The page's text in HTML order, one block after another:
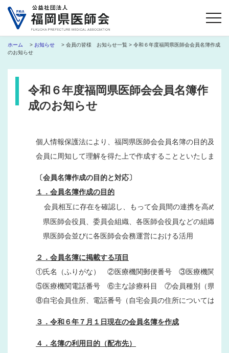
ホーム > お知らせ
> 会員の皆様 お知らせ一覧 > 令和６年度福岡県医師会会員名簿作成
のお知らせ
令和６年度福岡県医師会会員名簿作
成のお知らせ
個人情報保護法により、福岡県医師会会員名簿の目的及び
会員に周知して理解を得た上で作成することといたしまし
〔会員名簿作成の目的と対応〕
１．会員名簿作成の目的
会員相互に存在を確認し、もって会員間の連携を高める
県医師会役員、委員会組織、各医師会役員などの組織を
県医師会並びに各医師会会務運営における活用
２．会員名簿に掲載する項目
①氏名（ふりがな）　②医療機関郵便番号　③医療機関住
⑤医療機関電話番号　⑥主な診療科目　⑦会員種別（県医
⑧自宅会員住所、電話番号（自宅会員の住所については、
３．令和６年７月１日現在の会員名簿を作成
４．名簿の利用目的（配布先）